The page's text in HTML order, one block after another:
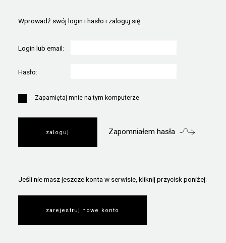
Wprowadź swój login i hasło i zaloguj się.
Login lub email:
Hasło:
Zapamiętaj mnie na tym komputerze
Zapomniałem hasła
Jeśli nie masz jeszcze konta w serwisie, kliknij przycisk poniżej:
zarejestruj nowe konto